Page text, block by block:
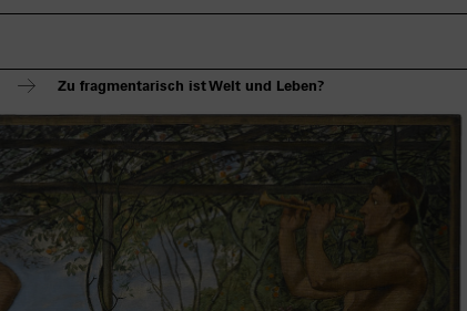
Zu fragmentarisch ist Welt und Leben?